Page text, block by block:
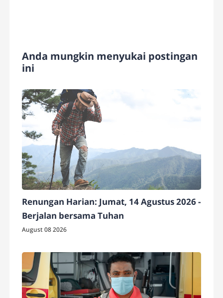
Anda mungkin menyukai postingan
ini
Renungan Harian: Jumat, 14 Agustus 2026 -
Berjalan bersama Tuhan
August 08 2026